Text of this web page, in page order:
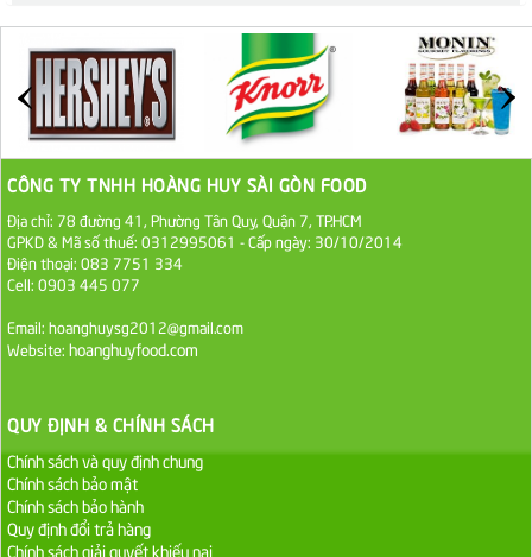
Đường cát trắng An Khê bao 50kg
1.100.000 VND
Sa Tế Tôm Cholimex PET Hũ 450g
36.000 VND
Ớt Sa Tế Cholimex Hũ Thuỷ Tinh 150g
Nước tương cholimex 4,9L
Dầu Ăn Tường An Olita 25kg
Liên hệ
CÔNG TY TNHH HOÀNG HUY SÀI GÒN FOOD
Địa chỉ: 78 đường 41, Phường Tân Quy, Quận 7, TP.HCM
GPKD & Mã số thuế: 0312995061 - Cấp ngày: 30/10/2014
Điện thoại: 083 7751 334
Cell: 0903 445 077
Email: hoanghuysg2012@gmail.com
Website: hoanghuyfood.com
QUY ĐỊNH & CHÍNH SÁCH
Chính sách và quy định chung
Chính sách bảo mật
Chính sách bảo hành
Quy định đổi trả hàng
Chính sách giải quyết khiếu nại